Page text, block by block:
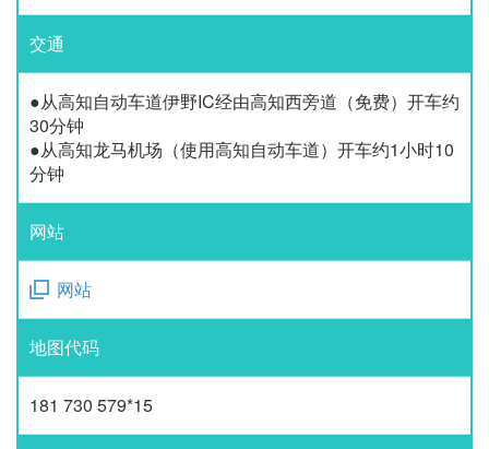
交通
●从高知自动车道伊野IC经由高知西旁道（免费）开车约
30分钟
●从高知龙马机场（使用高知自动车道）开车约1小时10
分钟
网站
网站
地图代码
181 730 579*15